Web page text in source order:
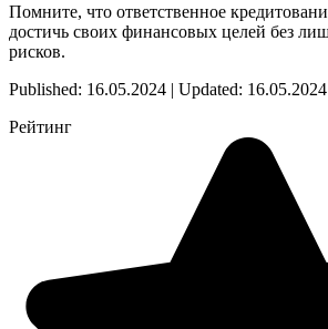
Помните, что ответственное
достичь своих финансовых целей без
рисков.
Published: 16.05.2024 | Updated: 16.05.2024
Рейтинг